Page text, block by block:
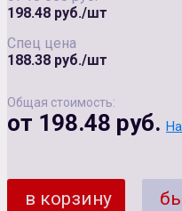
198.48 руб./шт
Спец цена
188.38 руб./шт
Общая стоимость:
от 198.48 руб.
в корзину